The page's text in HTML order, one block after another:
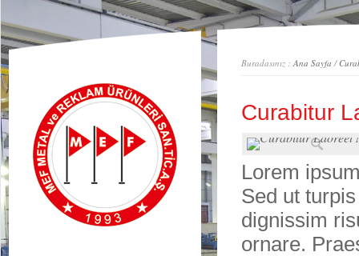
займ онлайн
Buradasınız :Ana Sayfa /
Curabitur
Lorem
Sed ut
dignissim
ornare.